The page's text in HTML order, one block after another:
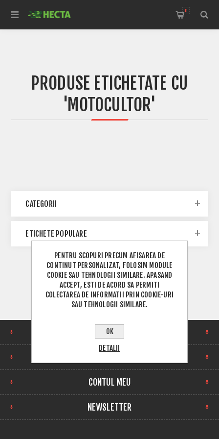
0
PRODUSE ETICHETATE CU
'MOTOCULTOR'
CATEGORII
ETICHETE POPULARE
CUM NE GASESTI
CONTUL MEU
NEWSLETTER
PENTRU SCOPURI PRECUM AFISAREA DE
CONTINUT PERSONALIZAT, FOLOSIM MODULE
COOKIE SAU TEHNOLOGII SIMILARE. APASAND
ACCEPT, ESTI DE ACORD SA PERMITI
COLECTAREA DE INFORMATII PRIN COOKIE-URI
SAU TEHNOLOGII SIMILARE.
OK
DETALII